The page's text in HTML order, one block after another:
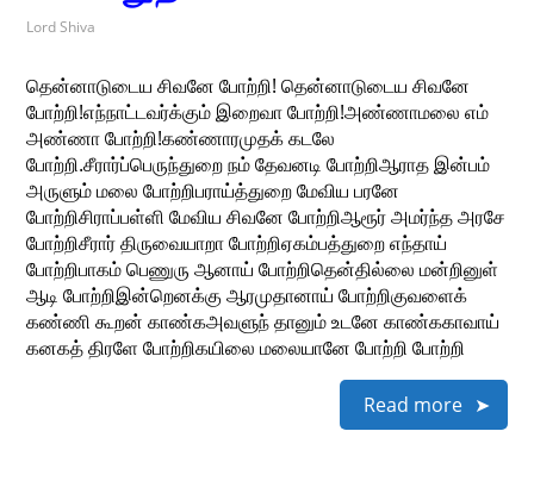
Lord Shiva
தென்னாடுடைய சிவனே போற்றி! தென்னாடுடைய சிவனே
போற்றி!எந்நாட்டவர்க்கும் இறைவா போற்றி!அண்ணாமலை எம்
அண்ணா போற்றி!கண்ணாரமுதக் கடலே
போற்றி.சீரார்ப்பெருந்துறை நம் தேவனடி போற்றிஆராத இன்பம்
அருளும் மலை போற்றிபராய்த்துறை மேவிய பரனே
போற்றிசிராப்பள்ளி மேவிய சிவனே போற்றிஆரூர் அமர்ந்த அரசே
போற்றிசீரார் திருவையாறா போற்றிஏகம்பத்துறை எந்தாய்
போற்றிபாகம் பெணுரு ஆனாய் போற்றிதென்தில்லை மன்றினுள்
ஆடி போற்றிஇன்றெனக்கு ஆரமுதானாய் போற்றிகுவளைக்
கண்ணி கூறன் காண்கஅவளுந் தானும் உடனே காண்ககாவாய்
கனகத் திரளே போற்றிகயிலை மலையானே போற்றி போற்றி
Read more